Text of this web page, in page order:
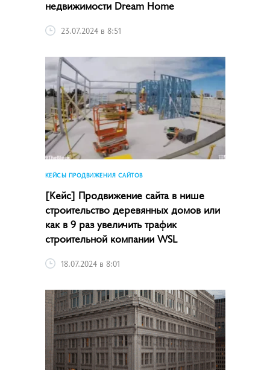
недвижимости Dream Home
23.07.2024 в 8:51
КЕЙСЫ ПРОДВИЖЕНИЯ САЙТОВ
[Кейс] Продвижение сайта в нише
строительство деревянных домов или
как в 9 раз увеличить трафик
строительной компании WSL
18.07.2024 в 8:01